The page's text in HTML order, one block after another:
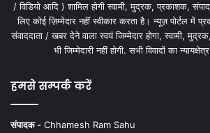
/ विडियो आदि ) शामिल होगी स्वामी, मुद्रक, प्रकाशक,
लिए कोई ज़िम्मेदार नहीं स्वीकार करता है। न्यूज़ पोर्टल में
संवाददाता / खबर देने वाला स्वयं जिम्मेदार होगा, स्वामी,
भी जिम्मेदारी नहीं होगी. सभी विवादों का
हमसे सम्पर्क करें
संपादक - Chhamesh Ram Sahu